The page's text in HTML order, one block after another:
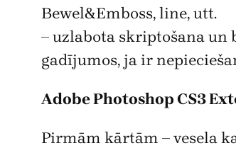
Bewel&Emboss, line, utt.
– uzlabota skriptošana
gadījumos, ja ir
Adobe Photoshop CS3
Pirmām kārtām – vesela